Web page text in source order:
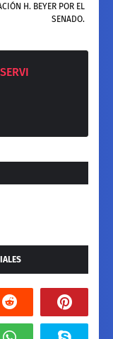
H. BEYER POR EL
SENADO.